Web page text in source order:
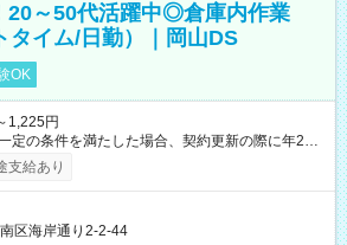
20～50代活躍中◎倉庫内作業
タイム/日勤）｜岡山DS
OK
1,225円
定の条件を満たした場合、契約更新の際に年2回
正社員登用制度あり ※月末締/翌
※時間外手当、別途支給 ※深夜割増賃金 (22:00～
して働けます！ 【試用期間】試用期間
長さ：1週間 雇用形態、給与は本採用時と同じ
支給あり
区海岸通り2-2-44